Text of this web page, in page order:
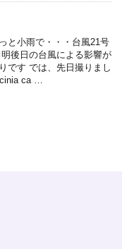
と小雨で・・・台風21号
後日の台風による影響が
です では、先日撮りまし
ca …